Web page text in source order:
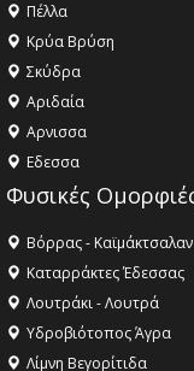
Πέλλα
Κρύα Βρύση
Σκύδρα
Αριδαία
Aρνισσα
Eδεσσα
Φυσικές
Βόρρας - Καϊμάκτσαλαν
Καταρράκτες Έδεσσας
Λουτράκι - Λουτρά
Υδροβιότοπος Άγρα
Λίμνη Βεγορίτιδα